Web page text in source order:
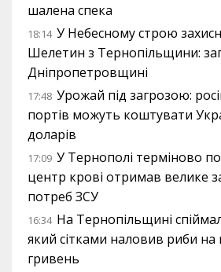
шалена спека
18:14 У Небесному строю
Шелетин з Тернопільщини:
Дніпропетровщині
17:48 Урожай під загрозою:
портів можуть коштувати
доларів
17:09 У Тернополі терміново
центр крові отримав велике
потреб ЗСУ
16:34 На Тернопільщині
який сітками наловив риби на
гривень